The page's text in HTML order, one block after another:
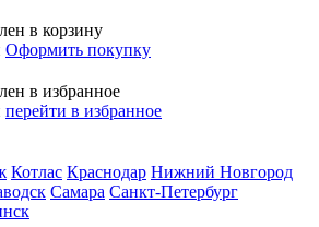
в корзину
Оформить покупку
в избранное
перейти в избранное
Котлас Краснодар Нижний Новгород
Самара Санкт-Петербург